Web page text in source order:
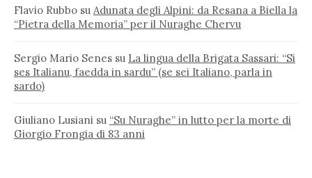
Flavio Rubbo su Adunata degli Alpini: da Resana a Biella la
“Pietra della Memoria” per il Nuraghe Chervu
Sergio Mario Senes su La lingua della Brigata Sassari: “Si
ses Italianu, faedda in sardu” (se sei Italiano, parla in
sardo)
Giuliano Lusiani su “Su Nuraghe” in lutto per la morte di
Giorgio Frongia di 83 anni